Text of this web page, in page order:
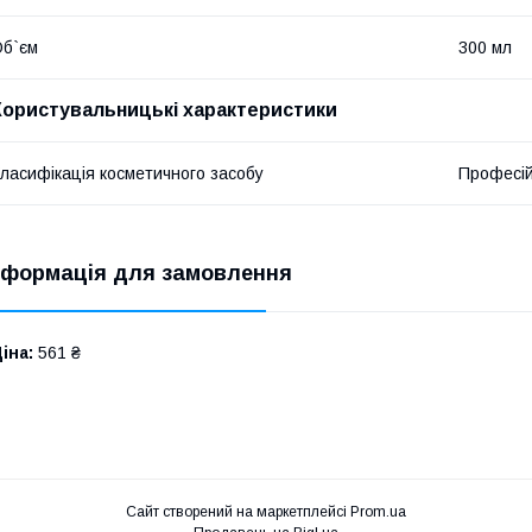
300 мл
характеристики
косметичного засобу
для замовлення
561 ₴
Сайт створений на маркетплейсі Prom.ua